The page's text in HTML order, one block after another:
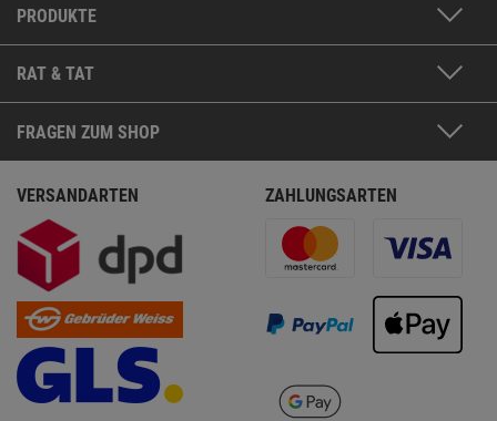
PRODUKTE
RAT & TAT
FRAGEN ZUM SHOP
VERSANDARTEN ZAHLUNGSARTEN